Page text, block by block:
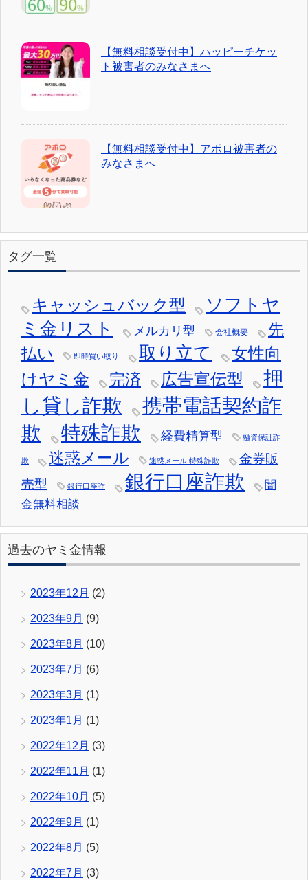
【無料相談受付中】ハッピーチケッ
ト被害者のみなさまへ
【無料相談受付中】アポロ被害者の
みなさまへ
タグ一覧
キャッシュバック型
ソフトヤ
ミ金リスト
メルカリ型 会社概要
先
払い
即時買い取り 取り立て
女性向
けヤミ金
完済 広告宣伝型
押
し貸し詐欺
携帯電話契約詐
欺
特殊詐欺 経費精算型 融資保証詐
欺 迷惑メール 迷惑メール 特殊詐欺
金券販
売型
銀行口座詐 銀行口座詐欺
闇
金無料相談
過去のヤミ金情報
2023年12月 (2)
2023年9月 (9)
2023年8月 (10)
2023年7月 (6)
2023年3月 (1)
2023年1月 (1)
2022年12月 (3)
2022年11月 (1)
2022年10月 (5)
2022年9月 (1)
2022年8月 (5)
2022年7月 (3)